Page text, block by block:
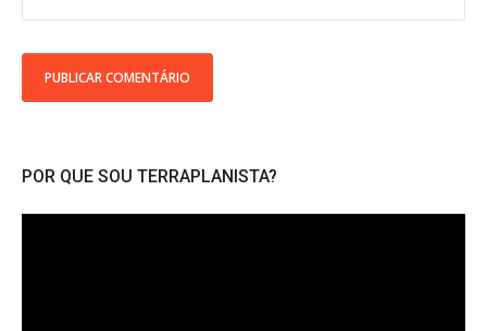
POR QUE SOU TERRAPLANISTA?